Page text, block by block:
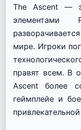
The Ascent —
элементами
мире. Игроки
правят всем. В
Ascent более
геймплейе и